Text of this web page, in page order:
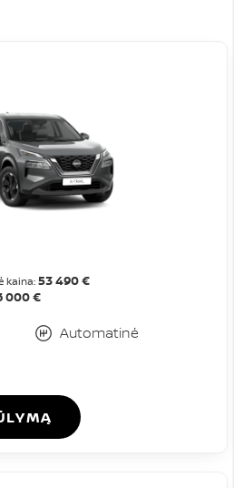
kaina: 53 490 €
000 €
Automatinė